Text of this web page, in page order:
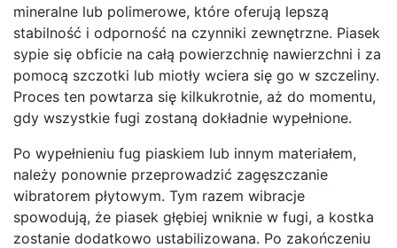
mineralne lub polimerowe, które oferują lepszą
stabilność i odporność na czynniki zewnętrzne. Piasek
sypie się obficie na całą powierzchnię nawierzchni i za
pomocą szczotki lub miotły wciera się go w szczeliny.
Proces ten powtarza się kilkukrotnie, aż do momentu,
gdy wszystkie fugi zostaną dokładnie wypełnione.
Po wypełnieniu fug piaskiem lub innym materiałem,
należy ponownie przeprowadzić zagęszczanie
wibratorem płytowym. Tym razem wibracje
spowodują, że piasek głębiej wniknie w fugi, a kostka
zostanie dodatkowo ustabilizowana. Po zakończeniu